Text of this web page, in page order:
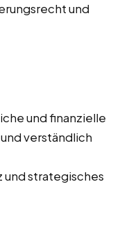
und
und finanzielle
verständlich
strategisches